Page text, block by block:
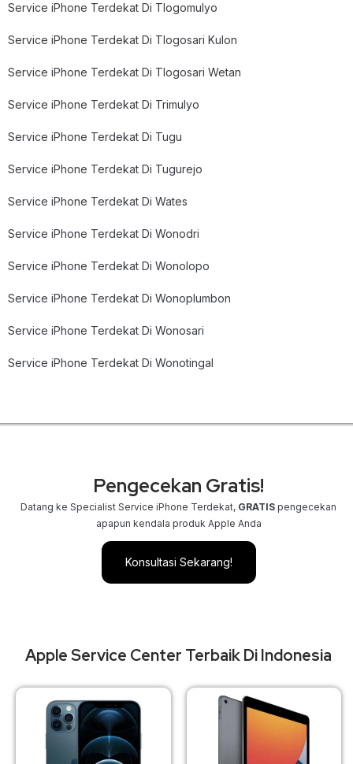
Service iPhone Terdekat Di Tlogomulyo
Service iPhone Terdekat Di Tlogosari Kulon
Service iPhone Terdekat Di Tlogosari Wetan
Service iPhone Terdekat Di Trimulyo
Service iPhone Terdekat Di Tugu
Service iPhone Terdekat Di Tugurejo
Service iPhone Terdekat Di Wates
Service iPhone Terdekat Di Wonodri
Service iPhone Terdekat Di Wonolopo
Service iPhone Terdekat Di Wonoplumbon
Service iPhone Terdekat Di Wonosari
Service iPhone Terdekat Di Wonotingal
Pengecekan Gratis!
Datang ke Specialist Service iPhone Terdekat, GRATIS pengecekan
apapun kendala produk Apple Anda
Konsultasi Sekarang!
Apple Service Center Terbaik Di Indonesia